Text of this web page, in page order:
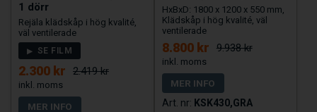
1 dörr
Rejäla klädskåp i hög kvalité,
väl ventilerade
SE FILM
2.300 kr 2.419 kr
MER INFO
HxBxD: 1800 x 1200 x 550 mm,
Klädskåp i hög kvalité, väl
ventilerade
8.800 kr 9.938 kr
MER INFO
KSK430,GRA